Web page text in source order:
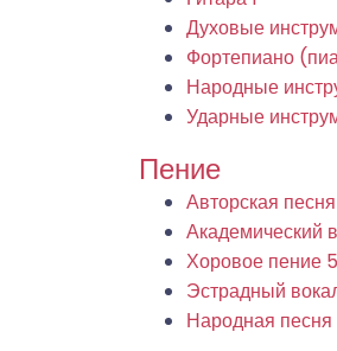
Духовые
Фортепиано
Народные
Ударные
Пение
Авторская песня
Академический
Хоровое пение 5
Эстрадный
Народная песня